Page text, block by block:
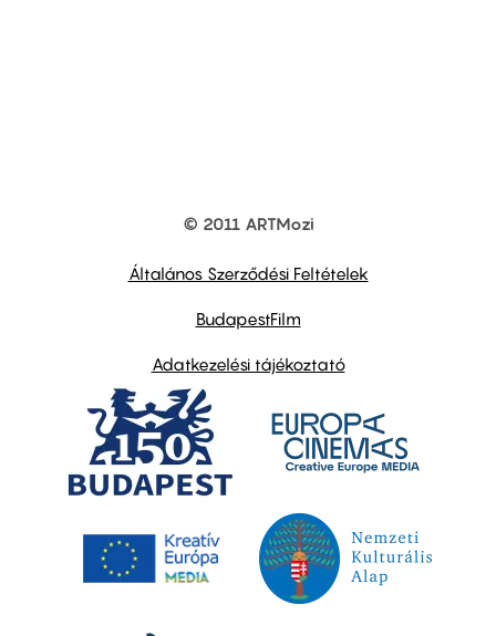
© 2011 ARTMozi
Általános Szerződési Feltételek
BudapestFilm
Adatkezelési tájékoztató